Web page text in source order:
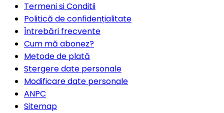
Termeni si Conditii
Politică de confidențialitate
Întrebări frecvente
Cum mă abonez?
Metode de plată
Stergere date personale
Modificare date personale
ANPC
Sitemap